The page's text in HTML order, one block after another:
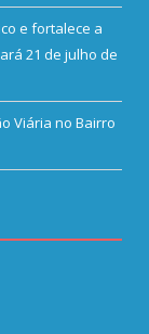
e fortalece a
21 de julho de
Viária no Bairro